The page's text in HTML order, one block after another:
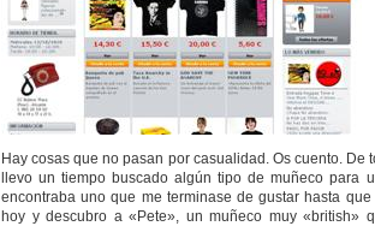
Hay cosas que no pasan por casualidad. Os cuento.
llevo un tiempo buscado algún tipo de muñeco para
encontraba uno que me terminase de gustar hasta
hoy y descubro a «Pete», un muñeco muy